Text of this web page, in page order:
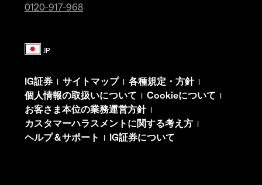
0120-917-968
IG証券 | サイトマップ| 各種規定・方針|
個人情報の取扱いについて | Cookieについて |
お客さま本位の業務運営方針|
カスタマーハラスメントに関する考え方 |
ヘルプ＆サポート | IG証券について